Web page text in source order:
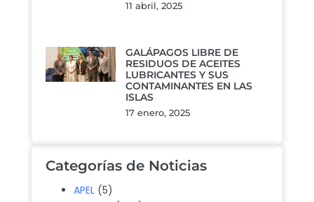
11 abril, 2025
GALÁPAGOS LIBRE DE
RESIDUOS DE ACEITES
LUBRICANTES Y SUS
CONTAMINANTES EN LAS
ISLAS
17 enero, 2025
Categorías de Noticias
APEL (5)